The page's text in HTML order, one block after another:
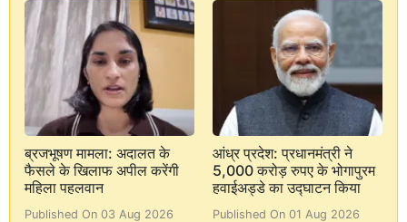
ब्रजभूषण मामला: अदालत के
फैसले के खिलाफ अपील करेंगी
महिला पहलवान
Published On 03 Aug 2026
आंध्र प्रदेश: प्रधानमंत्री ने
5,000 करोड़ रुपए के भोगापुरम
हवाईअड्डे का उद्घाटन किया
Published On 01 Aug 2026